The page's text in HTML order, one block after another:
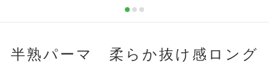
半熟パーマ 柔らか抜け感ロング